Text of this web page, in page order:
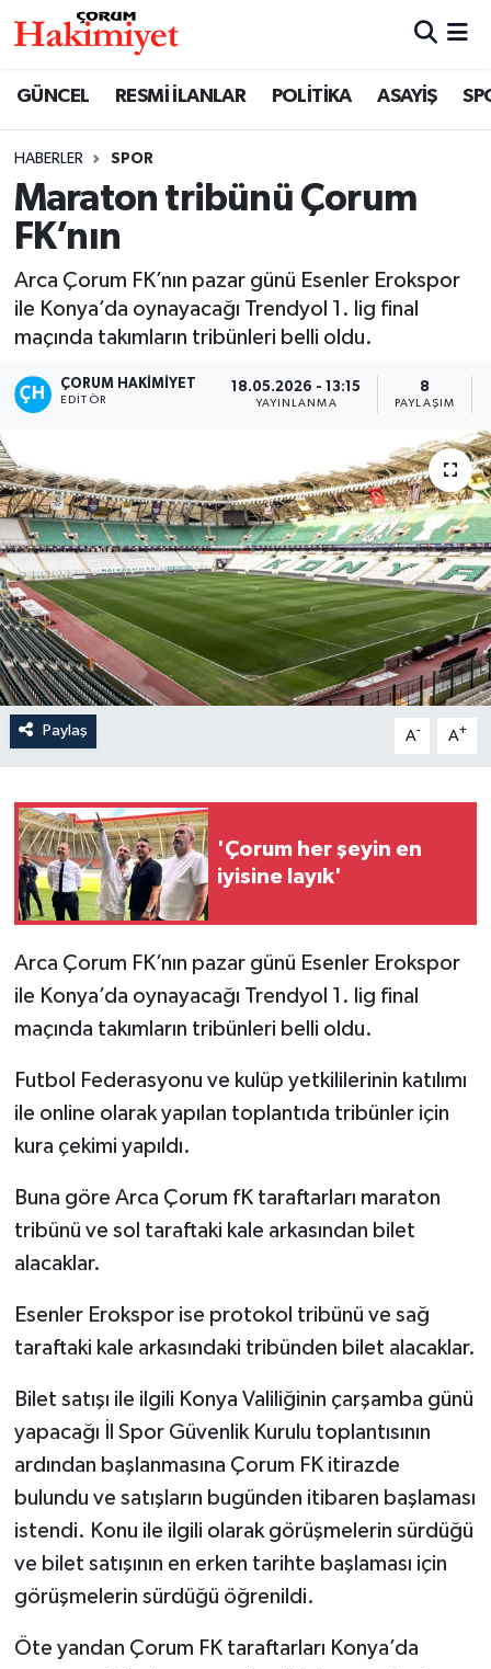
GÜNCEL RESMİ İLANLAR POLİTİKA ASAYİŞ
HABERLER SPOR
Maraton tribünü Çorum
FK’nın
Arca Çorum FK’nın pazar günü Esenler Erokspor
ile Konya’da oynayacağı Trendyol 1. lig final
maçında takımların tribünleri belli oldu.
ÇORUM HAKIMIYET
EDITÖR
18.05.2026 - 13:15
YAYINLANMA
8
PAYLAŞIM
Paylaş A- A+
'Çorum her şeyin en
iyisine layık'
Arca Çorum FK’nın pazar günü Esenler Erokspor
ile Konya’da oynayacağı Trendyol 1. lig final
maçında takımların tribünleri belli oldu.
Futbol Federasyonu ve kulüp yetkililerinin katılımı
ile online olarak yapılan toplantıda tribünler için
kura çekimi yapıldı.
Buna göre Arca Çorum fK taraftarları maraton
tribünü ve sol taraftaki kale arkasından bilet
alacaklar.
Esenler Erokspor ise protokol tribünü ve sağ
taraftaki kale arkasındaki tribünden bilet alacaklar.
Bilet satışı ile ilgili Konya Valiliğinin çarşamba günü
yapacağı İl Spor Güvenlik Kurulu toplantısının
ardından başlanmasına Çorum FK itirazde
bulundu ve satışların bugünden itibaren başlaması
istendi. Konu ile ilgili olarak görüşmelerin sürdüğü
ve bilet satışının en erken tarihte başlaması için
görüşmelerin sürdüğü öğrenildi.
Öte yandan Çorum FK taraftarları Konya’da
SAĞLIK
ASAYİŞ
EKONOMİ
EĞİTİM
İLÇELER
OTOPARK
TEKNOLOJİ
Nöbetçi Eczaneler
Çorum Namaz Vakitleri
Trafik Durumu
Süper Lig Puan Durumu ve Fikstür
Haber Arşivi